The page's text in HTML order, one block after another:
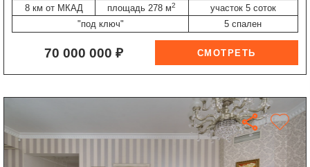
8 км от МКАД
площадь 278 м2
участок 5 соток
"под ключ"
5 спален
70 000 000 ₽